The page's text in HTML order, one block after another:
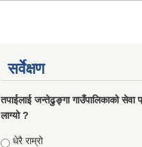
सर्वेक्षण
तपाईलाई जन्तेढुङ्गा गाउँपालिकाको सेवा
लाग्यो ?
Choices
धेरै राम्रो